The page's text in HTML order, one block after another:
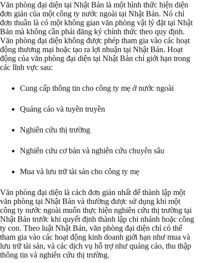
Văn phòng đại diện tại Nhật Bản là một hình thức hiện diện
đơn giản của một công ty nước ngoài tại Nhật Bản. Nó chỉ
đơn thuần là có một không gian văn phòng vật lý đặt tại Nhật
Bản mà không cần phải đăng ký chính thức theo quy định.
Văn phòng đại diện không được phép tham gia vào các hoạt
động thương mại hoặc tạo ra lợi nhuận tại Nhật Bản. Hoạt
động của văn phòng đại diện tại Nhật Bản chỉ giới hạn trong
các lĩnh vực sau:
Cung cấp thông tin cho công ty mẹ ở nước ngoài
Quảng cáo và tuyên truyền
Nghiên cứu thị trường
Nghiên cứu cơ bản và nghiên cứu chuyên sâu
Mua và lưu trữ tài sản cho công ty mẹ
Văn phòng đại diện là cách đơn giản nhất để thành lập một
văn phòng tại Nhật Bản và thường được sử dụng khi một
công ty nước ngoài muốn thực hiện nghiên cứu thị trường tại
Nhật Bản trước khi quyết định thành lập chi nhánh hoặc công
ty con. Theo luật Nhật Bản, văn phòng đại diện chỉ có thể
tham gia vào các hoạt động kinh doanh giới hạn như mua và
lưu trữ tài sản, và các dịch vụ hỗ trợ như quảng cáo, thu thập
thông tin và nghiên cứu thị trường.